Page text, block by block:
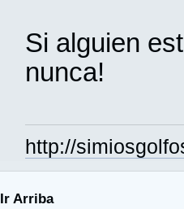
Si alguien
nunca!
http://
Ir Arriba